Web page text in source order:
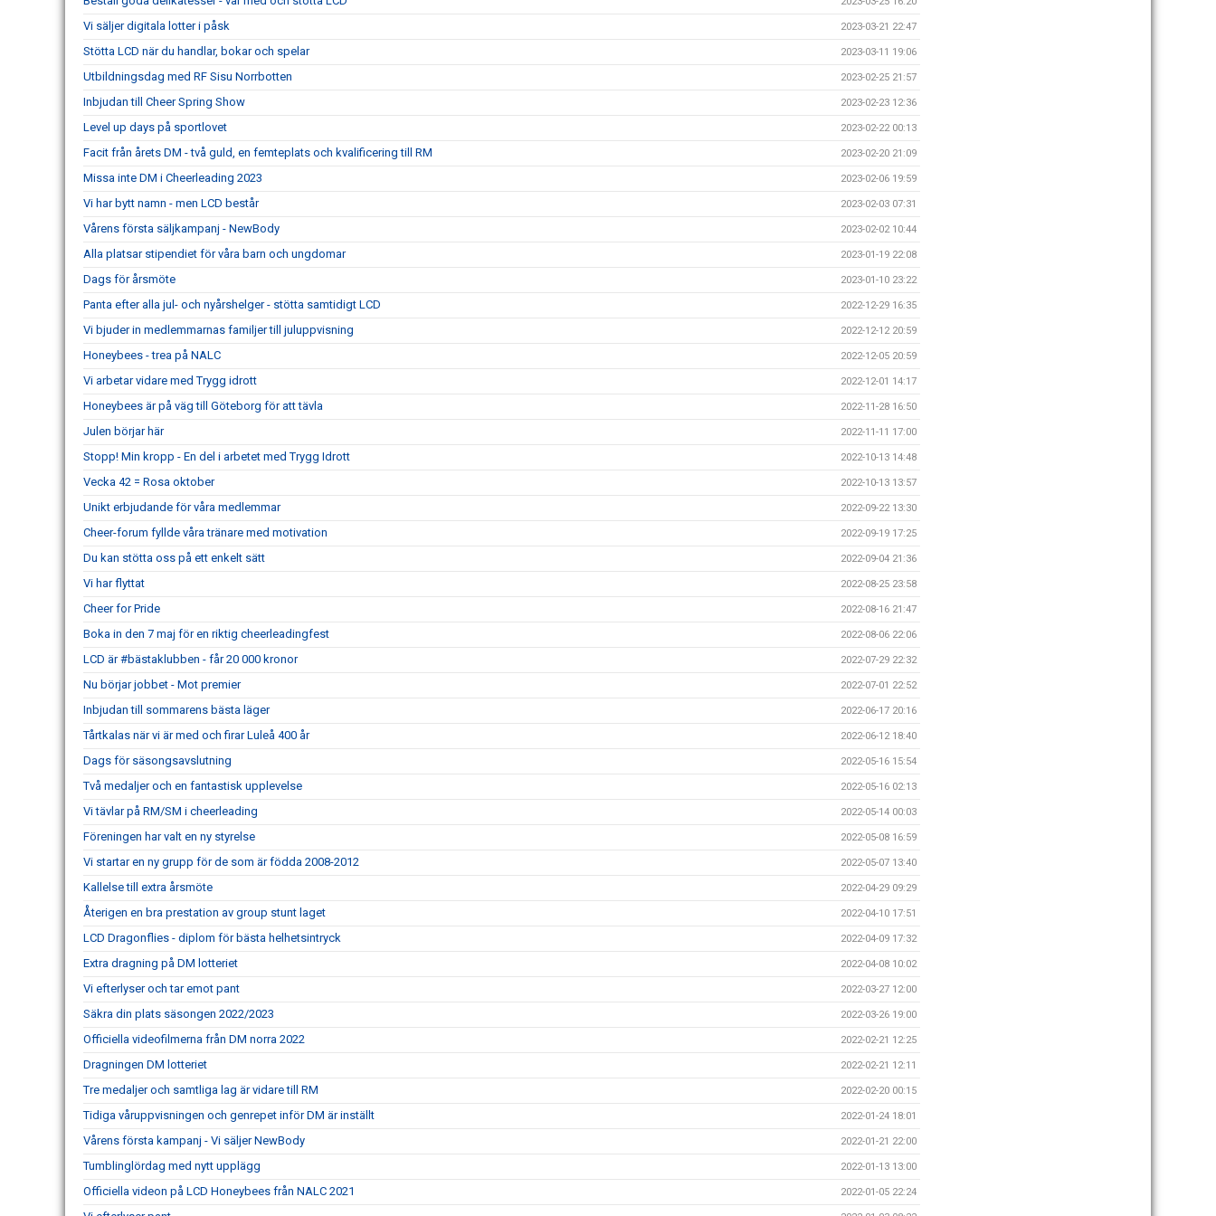
Vi säljer digitala lotter i påsk 2023-03-21 22:47
Stötta LCD när du handlar, bokar och spelar 2023-03-11 19:06
Utbildningsdag med RF Sisu Norrbotten 2023-02-25 21:57
Inbjudan till Cheer Spring Show 2023-02-23 12:36
Level up days på sportlovet 2023-02-22 00:13
Facit från årets DM - två guld, en femteplats och kvalificering till RM 2023-02-20 21:09
Missa inte DM i Cheerleading 2023 2023-02-06 19:59
Vi har bytt namn - men LCD består 2023-02-03 07:31
Vårens första säljkampanj - NewBody 2023-02-02 10:44
Alla platsar stipendiet för våra barn och ungdomar 2023-01-19 22:08
Dags för årsmöte 2023-01-10 23:22
Panta efter alla jul- och nyårshelger - stötta samtidigt LCD 2022-12-29 16:35
Vi bjuder in medlemmarnas familjer till juluppvisning 2022-12-12 20:59
Honeybees - trea på NALC 2022-12-05 20:59
Vi arbetar vidare med Trygg idrott 2022-12-01 14:17
Honeybees är på väg till Göteborg för att tävla 2022-11-28 16:50
Julen börjar här 2022-11-11 17:00
Stopp! Min kropp - En del i arbetet med Trygg Idrott 2022-10-13 14:48
Vecka 42 = Rosa oktober 2022-10-13 13:57
Unikt erbjudande för våra medlemmar 2022-09-22 13:30
Cheer-forum fyllde våra tränare med motivation 2022-09-19 17:25
Du kan stötta oss på ett enkelt sätt 2022-09-04 21:36
Vi har flyttat 2022-08-25 23:58
Cheer for Pride 2022-08-16 21:47
Boka in den 7 maj för en riktig cheerleadingfest 2022-08-06 22:06
LCD är #bästaklubben - får 20 000 kronor 2022-07-29 22:32
Nu börjar jobbet - Mot premier 2022-07-01 22:52
Inbjudan till sommarens bästa läger 2022-06-17 20:16
Tårtkalas när vi är med och firar Luleå 400 år 2022-06-12 18:40
Dags för säsongsavslutning 2022-05-16 15:54
Två medaljer och en fantastisk upplevelse 2022-05-16 02:13
Vi tävlar på RM/SM i cheerleading 2022-05-14 00:03
Föreningen har valt en ny styrelse 2022-05-08 16:59
Vi startar en ny grupp för de som är födda 2008-2012 2022-05-07 13:40
Kallelse till extra årsmöte 2022-04-29 09:29
Återigen en bra prestation av group stunt laget 2022-04-10 17:51
LCD Dragonflies - diplom för bästa helhetsintryck 2022-04-09 17:32
Extra dragning på DM lotteriet 2022-04-08 10:02
Vi efterlyser och tar emot pant 2022-03-27 12:00
Säkra din plats säsongen 2022/2023 2022-03-26 19:00
Officiella videofilmerna från DM norra 2022 2022-02-21 12:25
Dragningen DM lotteriet 2022-02-21 12:11
Tre medaljer och samtliga lag är vidare till RM 2022-02-20 00:15
Tidiga våruppvisningen och genrepet inför DM är inställt 2022-01-24 18:01
Vårens första kampanj - Vi säljer NewBody 2022-01-21 22:00
Tumblinglördag med nytt upplägg 2022-01-13 13:00
Officiella videon på LCD Honeybees från NALC 2021 2022-01-05 22:24